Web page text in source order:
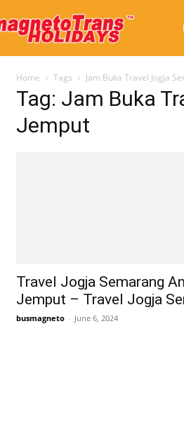
Bus
Home Tags Jam Buka Travel Jogja
Tag: Jam Buka
Jemput
Travel Jogja Semarang
Jemput – Travel Jogja
busmagneto - June 6, 2024